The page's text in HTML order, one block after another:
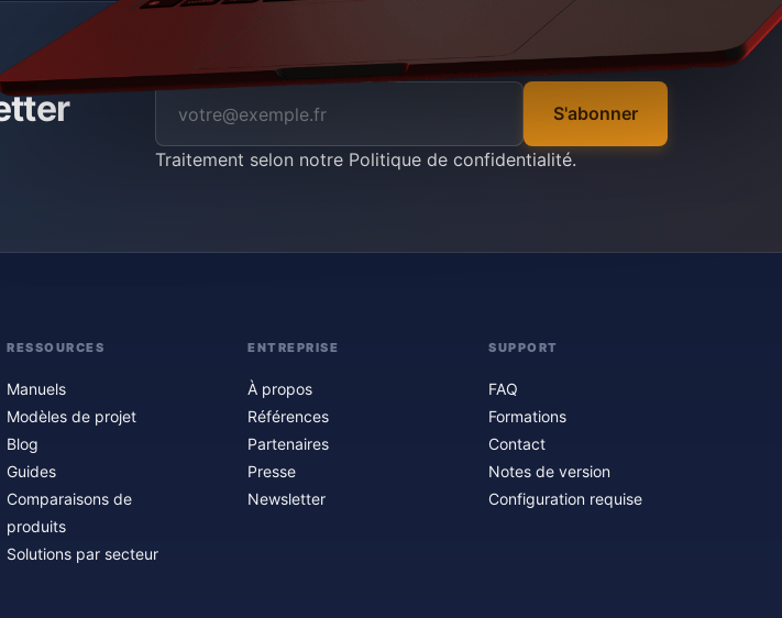
S'abonner
Traitement selon notre Politique de confidentialité.
RESSOURCES
Manuels
Modèles de projet
Blog
Guides
Comparaisons de
produits
Solutions par secteur
ENTREPRISE
À propos
Références
Partenaires
Presse
Newsletter
SUPPORT
FAQ
Formations
Contact
Notes de version
Configuration requise